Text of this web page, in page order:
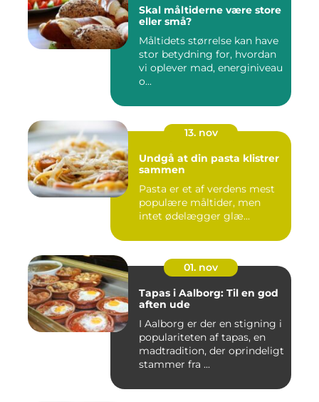
Skal måltiderne være store
eller små?
Måltidets størrelse kan have
stor betydning for, hvordan
vi oplever mad, energiniveau
o...
13. nov
Undgå at din pasta klistrer
sammen
Pasta er et af verdens mest
populære måltider, men
intet ødelægger glæ...
01. nov
Tapas i Aalborg: Til en god
aften ude
I Aalborg er der en stigning i
populariteten af tapas, en
madtradition, der oprindeligt
stammer fra ...